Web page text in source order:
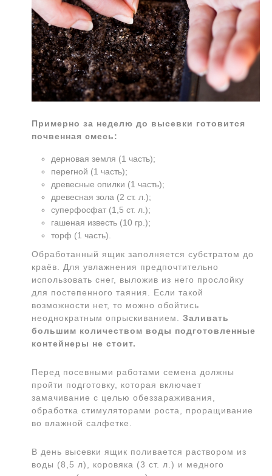
Примерно за неделю до высевки готовится
почвенная смесь:
дерновая земля (1 часть);
перегной (1 часть);
древесные опилки (1 часть);
древесная зола (2 ст. л.);
суперфосфат (1,5 ст. л.);
гашеная известь (10 гр.);
торф (1 часть).
Обработанный ящик заполняется субстратом до
краёв. Для увлажнения предпочтительно
использовать снег, выложив из него прослойку
для постепенного таяния. Если такой
возможности нет, то можно обойтись
неоднократным опрыскиванием. Заливать
большим количеством воды подготовленные
контейнеры не стоит.
Перед посевными работами семена должны
пройти подготовку, которая включает
замачивание с целью обеззараживания,
обработка стимуляторами роста, проращивание
во влажной салфетке.
В день высевки ящик поливается раствором из
воды (8,5 л), коровяка (3 ст. л.) и медного